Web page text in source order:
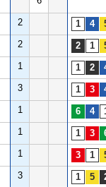
2
2
1
3
1
1
1
3